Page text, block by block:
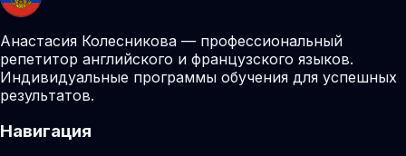
Анастасия Колесникова — профессиональный
репетитор английского и французского языков.
Индивидуальные программы обучения для успешных
результатов.
Навигация